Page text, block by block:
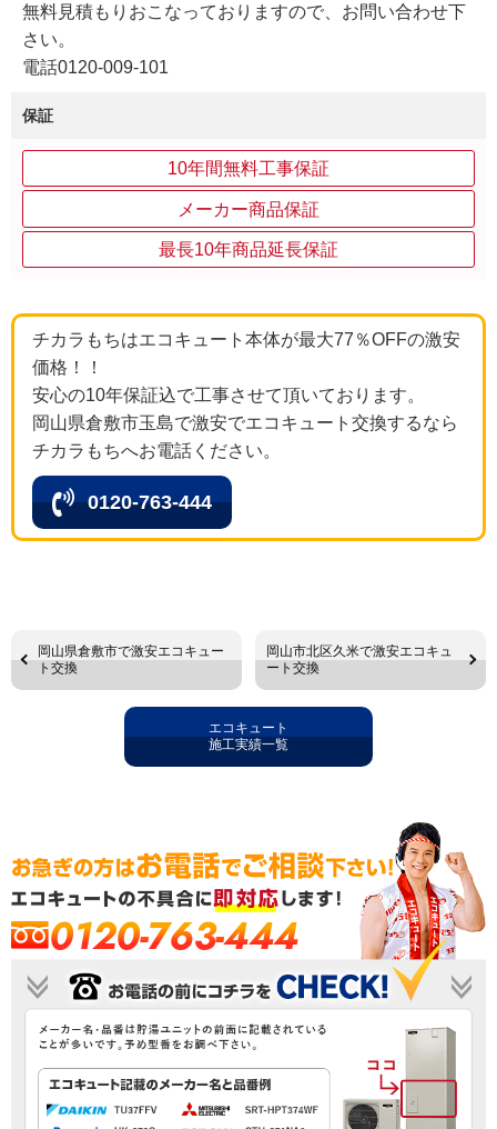
無料見積もりおこなっておりますので、お問い合わせ下
さい。
電話0120-009-101
保証
10年間無料工事保証
メーカー商品保証
最長10年商品延長保証
チカラもちはエコキュート本体が最大77％OFFの激安
価格！！
安心の10年保証込で工事させて頂いております。
岡山県倉敷市玉島で激安でエコキュート交換するなら
チカラもちへお電話ください。
0120-763-444
岡山県倉敷市で激安エコキュー
ト交換
岡山市北区久米で激安エコキュ
ート交換
エコキュート
施工実績一覧
0120-763-444